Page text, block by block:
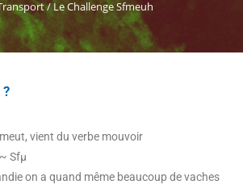
/ Le Challenge Sfmeuh
?
vient du verbe mouvoir
Sfµ
on a quand même beaucoup de vaches